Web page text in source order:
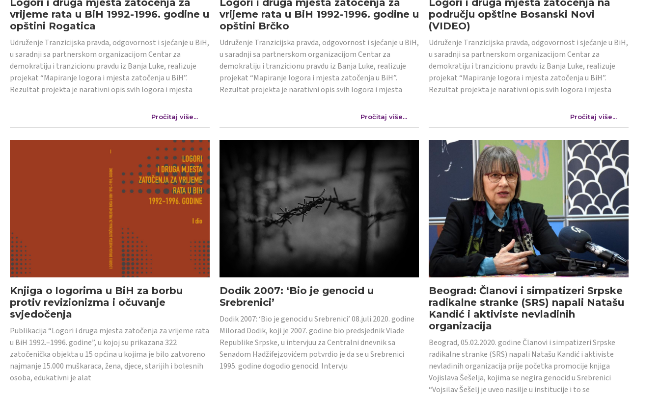
vrijeme rata u BiH 1992-1996. godine u
opštini Rogatica
Udruženje Tranzicijska pravda, odgovornost i sjećanje u BiH,
u saradnji sa partnerskom organizacijom Centar za
demokratiju i tranzicionu pravdu iz Banja Luke, realizuje
projekat “Mapiranje logora i mjesta zatočenja u BiH”.
Rezultat projekta je narativni opis svih logora i mjesta
Pročitaj više...
vrijeme rata u BiH 1992-1996. godine u
opštini Brčko
Udruženje Tranzicijska pravda, odgovornost i sjećanje u BiH,
u saradnji sa partnerskom organizacijom Centar za
demokratiju i tranzicionu pravdu iz Banja Luke, realizuje
projekat “Mapiranje logora i mjesta zatočenja u BiH”.
Rezultat projekta je narativni opis svih logora i mjesta
Pročitaj više...
području opštine Bosanski Novi
(VIDEO)
Udruženje Tranzicijska pravda, odgovornost i sjećanje u BiH,
u saradnji sa partnerskom organizacijom Centar za
demokratiju i tranzicionu pravdu iz Banja Luke, realizuje
projekat “Mapiranje logora i mjesta zatočenja u BiH”.
Rezultat projekta je narativni opis svih logora i mjesta
Pročitaj više...
Knjiga o logorima u BiH za borbu
protiv revizionizma i očuvanje
svjedočenja
Publikacija “Logori i druga mjesta zatočenja za vrijeme rata
u BiH 1992.–1996. godine”, u kojoj su prikazana 322
zatočenička objekta u 15 općina u kojima je bilo zatvoreno
najmanje 15.000 muškaraca, žena, djece, starijih i bolesnih
osoba, edukativni je alat
Dodik 2007: ‘Bio je genocid u
Srebrenici’
Dodik 2007: ‘Bio je genocid u Srebrenici’ 08.juli.2020. godine
Milorad Dodik, koji je 2007. godine bio predsjednik Vlade
Republike Srpske, u intervjuu za Centralni dnevnik sa
Senadom Hadžifejzovićem potvrdio je da se u Srebrenici
1995. godine dogodio genocid. Intervju
Beograd: Članovi i simpatizeri Srpske
radikalne stranke (SRS) napali Natašu
Kandić i aktiviste nevladinih
organizacija
Beograd, 05.02.2020. godine Članovi i simpatizeri Srpske
radikalne stranke (SRS) napali Natašu Kandić i aktiviste
nevladinih organizacija prije početka promocije knjiga
Vojislava Šešelja, kojima se negira genocid u Srebrenici
“Vojsilav Šešelj je uveo nasilje u institucije i to se